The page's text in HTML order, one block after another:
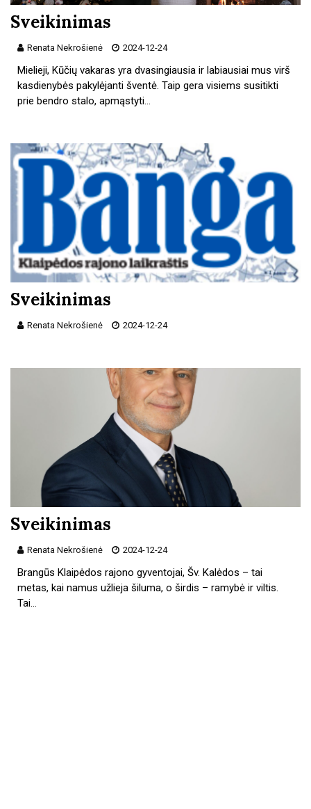
Sveikinimas
Renata Nekrošienė 2024-12-24
Mielieji, Kūčių vakaras yra dvasingiausia ir labiausiai mus virš
kasdienybės pakylėjanti šventė. Taip gera visiems susitikti
prie bendro stalo, apmąstyti…
Sveikinimas
Renata Nekrošienė 2024-12-24
Sveikinimas
Renata Nekrošienė 2024-12-24
Brangūs Klaipėdos rajono gyventojai, Šv. Kalėdos – tai
metas, kai namus užlieja šiluma, o širdis – ramybė ir viltis.
Tai…